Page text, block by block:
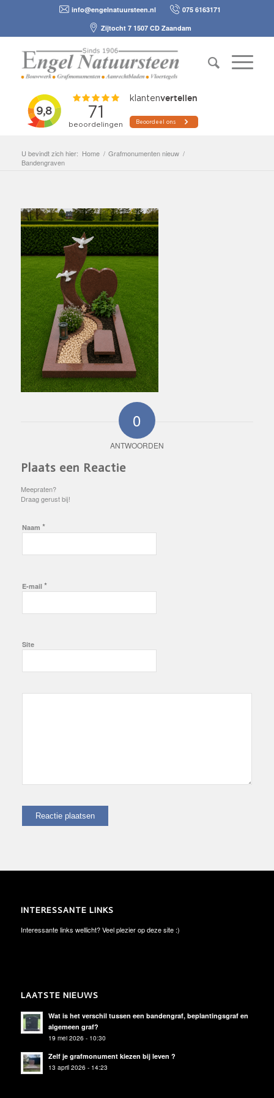
info@engelnatuursteen.nl
075 6163171
Zijtocht 7 1507 CD Zaandam
U bevindt zich hier: Home / Grafmonumenten nieuw /
Bandengraven
0
ANTWOORDEN
Plaats een Reactie
Meepraten?
Draag gerust bij!
Naam *
E-mail *
Site
INTERESSANTE LINKS
Interessante links wellicht? Veel plezier op deze site :)
LAATSTE NIEUWS
Wat is het verschil tussen een bandengraf, beplantingsgraf en
algemeen graf?
19 mei 2026 - 10:30
Zelf je grafmonument kiezen bij leven ?
13 april 2026 - 14:23